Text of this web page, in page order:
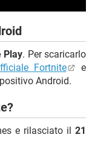
Play. Per scaricarlo
Fortnite
e
Android.
e rilasciato il 21